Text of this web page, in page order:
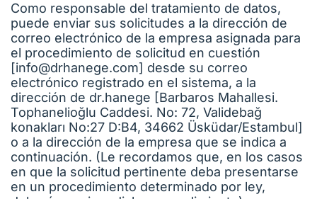
Como responsable del tratamiento de datos,
puede enviar sus solicitudes a la dirección de
correo electrónico de la empresa asignada para
el procedimiento de solicitud en cuestión
[info@drhanege.com] desde su correo
electrónico registrado en el sistema, a la
dirección de dr.hanege [Barbaros Mahallesi.
Tophanelioğlu Caddesi. No: 72, Validebağ
konakları No:27 D:B4, 34662 Üsküdar/Estambul]
o a la dirección de la empresa que se indica a
continuación. (Le recordamos que, en los casos
en que la solicitud pertinente deba presentarse
en un procedimiento determinado por ley,